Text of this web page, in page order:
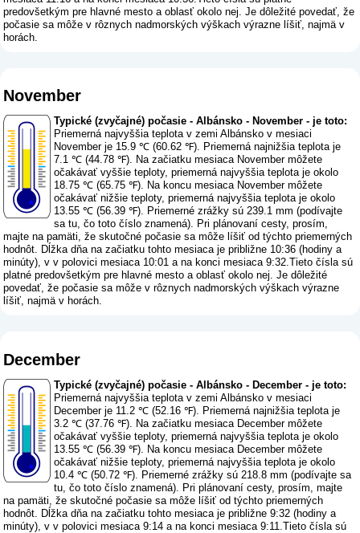
predovšetkým pre hlavné mesto a oblasť okolo nej. Je dôležité povedať, že
počasie sa môže v rôznych nadmorských výškach výrazne líšiť, najmä v
horách.
November
Typické (zvyčajné) počasie - Albánsko - November - je toto:
Priemerná najvyššia teplota v zemi Albánsko v mesiaci
November je 15.9 ℃ (60.62 ℉). Priemerná najnižšia teplota je
7.1 ℃ (44.78 ℉). Na začiatku mesiaca November môžete
očakávať vyššie teploty, priemerná najvyššia teplota je okolo
18.75 ℃ (65.75 ℉). Na koncu mesiaca November môžete
očakávať nižšie teploty, priemerná najvyššia teplota je okolo
13.55 ℃ (56.39 ℉). Priemerné zrážky sú 239.1 mm (podívajte
sa tu, čo toto číslo znamená). Pri plánovaní cesty, prosím,
majte na pamäti, že skutočné počasie sa môže líšiť od týchto priemerných
hodnôt. Dĺžka dňa na začiatku tohto mesiaca je približne 10:36 (hodiny a
minúty), v v polovici mesiaca 10:01 a na konci mesiaca 9:32.Tieto čísla sú
platné predovšetkým pre hlavné mesto a oblasť okolo nej. Je dôležité
povedať, že počasie sa môže v rôznych nadmorských výškach výrazne
líšiť, najmä v horách.
December
Typické (zvyčajné) počasie - Albánsko - December - je toto:
Priemerná najvyššia teplota v zemi Albánsko v mesiaci
December je 11.2 ℃ (52.16 ℉). Priemerná najnižšia teplota je
3.2 ℃ (37.76 ℉). Na začiatku mesiaca December môžete
očakávať vyššie teploty, priemerná najvyššia teplota je okolo
13.55 ℃ (56.39 ℉). Na koncu mesiaca December môžete
očakávať nižšie teploty, priemerná najvyššia teplota je okolo
10.4 ℃ (50.72 ℉). Priemerné zrážky sú 218.8 mm (podívajte sa
tu, čo toto číslo znamená). Pri plánovaní cesty, prosím, majte
na pamäti, že skutočné počasie sa môže líšiť od týchto priemerných
hodnôt. Dĺžka dňa na začiatku tohto mesiaca je približne 9:32 (hodiny a
minúty), v v polovici mesiaca 9:14 a na konci mesiaca 9:11.Tieto čísla sú